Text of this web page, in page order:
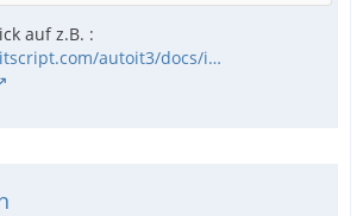
auf z.B. :
autoit3/docs/i…